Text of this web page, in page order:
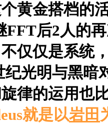
黄金搭档的
FFT后2人的
仅仅是系统
纪光明与黑暗
律的运用也
就是以岩田